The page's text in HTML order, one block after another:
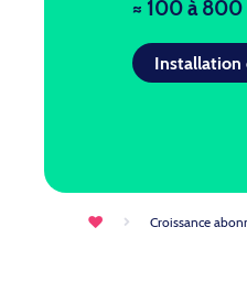
≈ 100 à
Installation
Croissance